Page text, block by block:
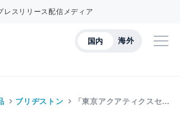
レスリリース配信メディア
国内 海外
ブリヂストン 「東京アクアティクスセ…